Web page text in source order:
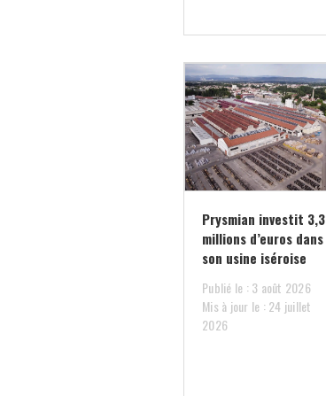
Prysmian investit 3,3
millions d’euros dans
son usine iséroise
Publié le : 3 août 2026
Mis à jour le : 24 juillet
2026